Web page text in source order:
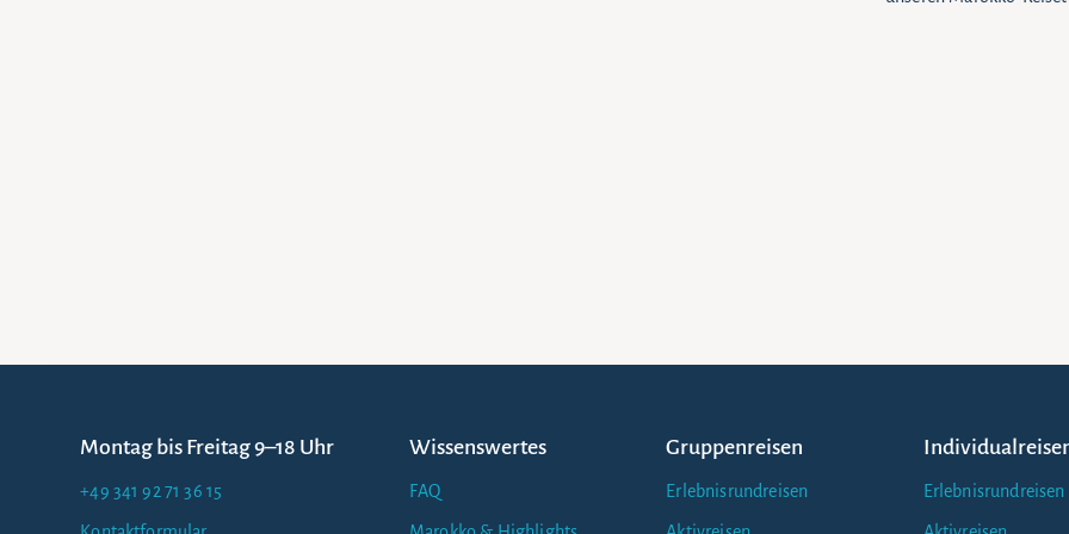
Montag bis Freitag 9–18 Uhr
+49 341 92 71 36 15
Wissenswertes
FAQ
Gruppenreisen
Erlebnisrundreisen Erlebnisrundreisen